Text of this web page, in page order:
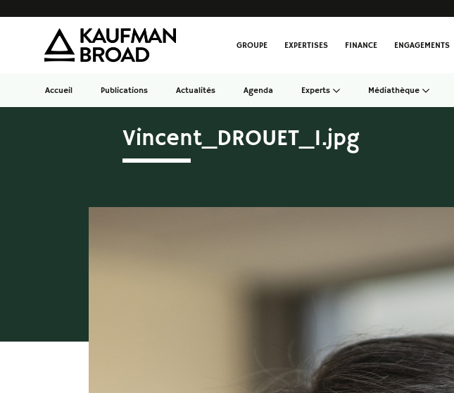
GROUPE EXPERTISES FINANCE ENGAGEMENTS
Accueil Publications Actualités Agenda Experts Médiathèque
Vincent_DROUET_1.jpg